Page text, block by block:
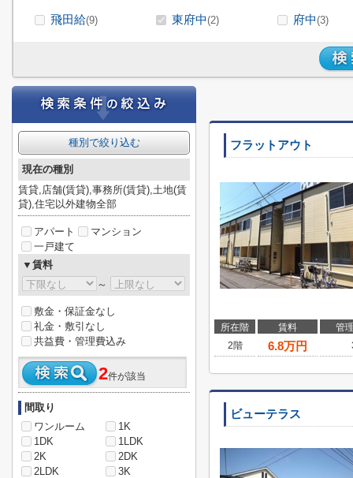
飛田給(9) 東府中(2) 府中(3)
フラットアウト
所在階 賃料
管
2階
6.8万円
ビューテラス
種別で絞り込む
現在の種別
賃貸,店舗(賃貸),事務所(賃貸),土地(賃
貸),住宅以外建物全部
アパート
マンション
一戸建て
▼賃料
～
敷金・保証金なし
礼金・敷引なし
共益費・管理費込み
2件が該当
間取り
ワンルーム
1K
1DK
1LDK
2K
2DK
2LDK
3K